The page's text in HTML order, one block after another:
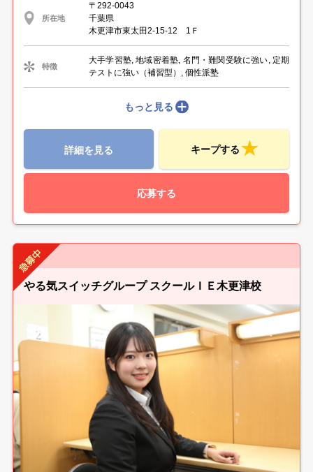
所在地
〒292-0043
千葉県
木更津市東太田2-15-12 1Ｆ
特徴
大手学習塾, 地域密着塾, 名門・難関受験に強い, 定期
テストに強い（補習型）, 個性派塾
もっと見る
詳細を見る キープする
応募する
やる気スイッチグループ スクールＩＥ木更津校